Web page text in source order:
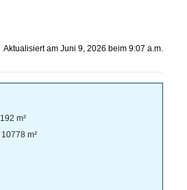
Aktualisiert am Juni 9, 2026 beim 9:07 a.m.
192 m²
10778 m²